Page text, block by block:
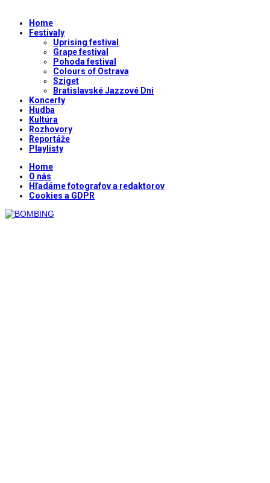
Home
Festivaly
Uprising festival
Grape festival
Pohoda festival
Colours of Ostrava
Sziget
Bratislavské Jazzové Dni
Koncerty
Hudba
Kultúra
Rozhovory
Reportáže
Playlisty
Home
O nás
Hľadáme fotografov a redaktorov
Cookies a GDPR